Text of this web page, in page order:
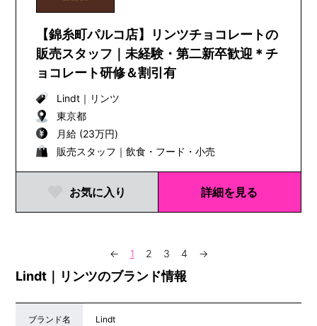
【錦糸町パルコ店】リンツチョコレートの
販売スタッフ｜未経験・第二新卒歓迎＊チ
ョコレート研修＆割引有
Lindt｜ リンツ
東京都
月給 (23万円)
販売スタッフ｜飲食・フード・小売
お気に入り 詳細を見る
← 1 2 3 4 →
Lindt｜リンツのブランド情報
ブランド名 Lindt